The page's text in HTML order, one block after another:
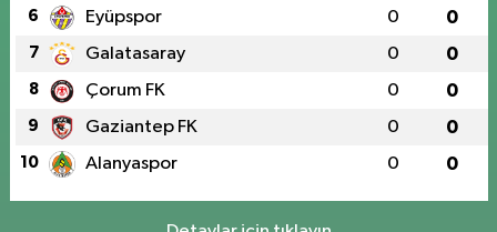
6 Eyüpspor 0 0
7 Galatasaray 0 0
8 Çorum FK 0 0
9 Gaziantep FK 0 0
10 Alanyaspor 0 0